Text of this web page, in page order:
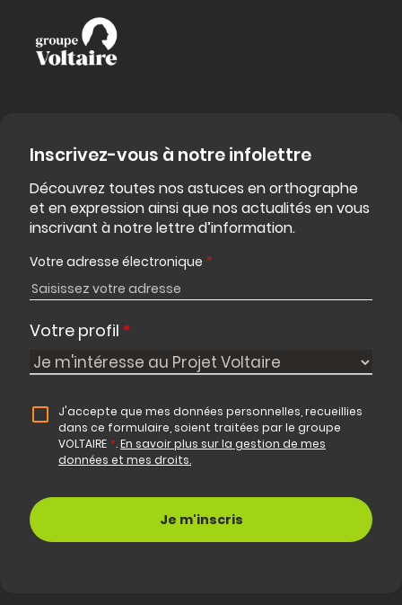
Inscrivez-vous à notre infolettre
Découvrez toutes nos astuces en orthographe
et en expression ainsi que nos actualités en vous
inscrivant à notre lettre d’information.
Votre adresse électronique *
Votre profil *
J'accepte que mes données personnelles, recueillies
dans ce formulaire, soient traitées par le groupe
VOLTAIRE *.En savoir plus sur la gestion de mes
données et mes droits.